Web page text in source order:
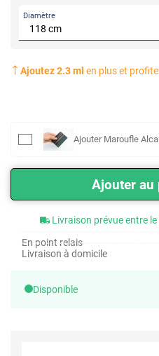
Diamètre
Ajoutez2.3ml en plus et
Ajouter Maroufle
Ajouter au
Livraison prévue entre
En point relais
Livraison à domicile
Disponible